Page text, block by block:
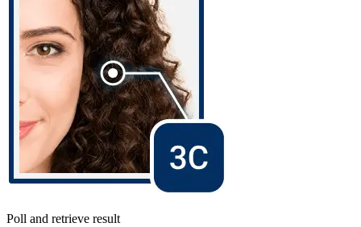
Poll and retrieve result